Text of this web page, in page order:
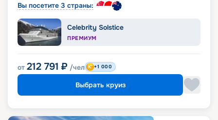
Вы посетите 3 страны:
Celebrity Solstice
ПРЕМИУМ
от 212 791 ₽ /чел +1 000
Выбрать круиз